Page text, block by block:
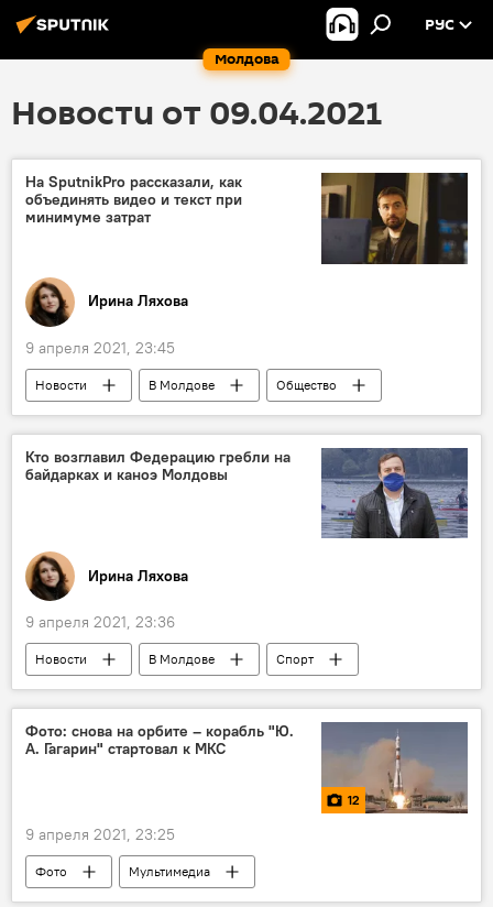
Молдова
РУС
Новости от 09.04.2021
На SputnikPro рассказали, как
объединять видео и текст при
минимуме затрат
Ирина Ляхова
9 апреля 2021, 23:45
Новости В Молдове
Общество
Спецпроекты
SputnikPro — международный просветительский проект
Кто возглавил Федерацию гребли на
байдарках и каноэ Молдовы
Ирина Ляхова
9 апреля 2021, 23:36
Новости В Молдове
Спорт
гребля
Фото: снова на орбите – корабль "Ю.
А. Гагарин" стартовал к МКС
12
9 апреля 2021, 23:25
Фото Мультимедиа